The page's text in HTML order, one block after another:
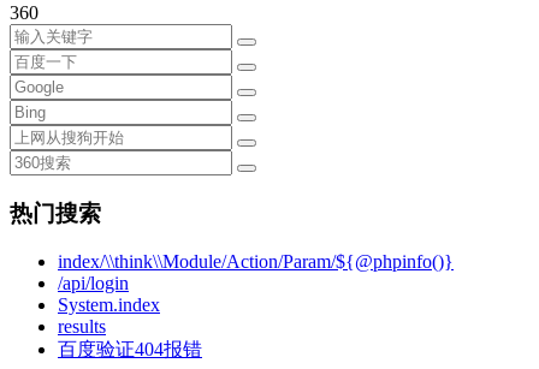
360
热门搜索
index/\\think\\Module/Action/Param/${@phpinfo()}
/api/login
System.index
results
百度验证404报错